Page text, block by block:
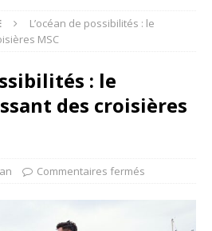
L’océan de possibilités : le
MSC
: le
des croisières
Commentaires fermés